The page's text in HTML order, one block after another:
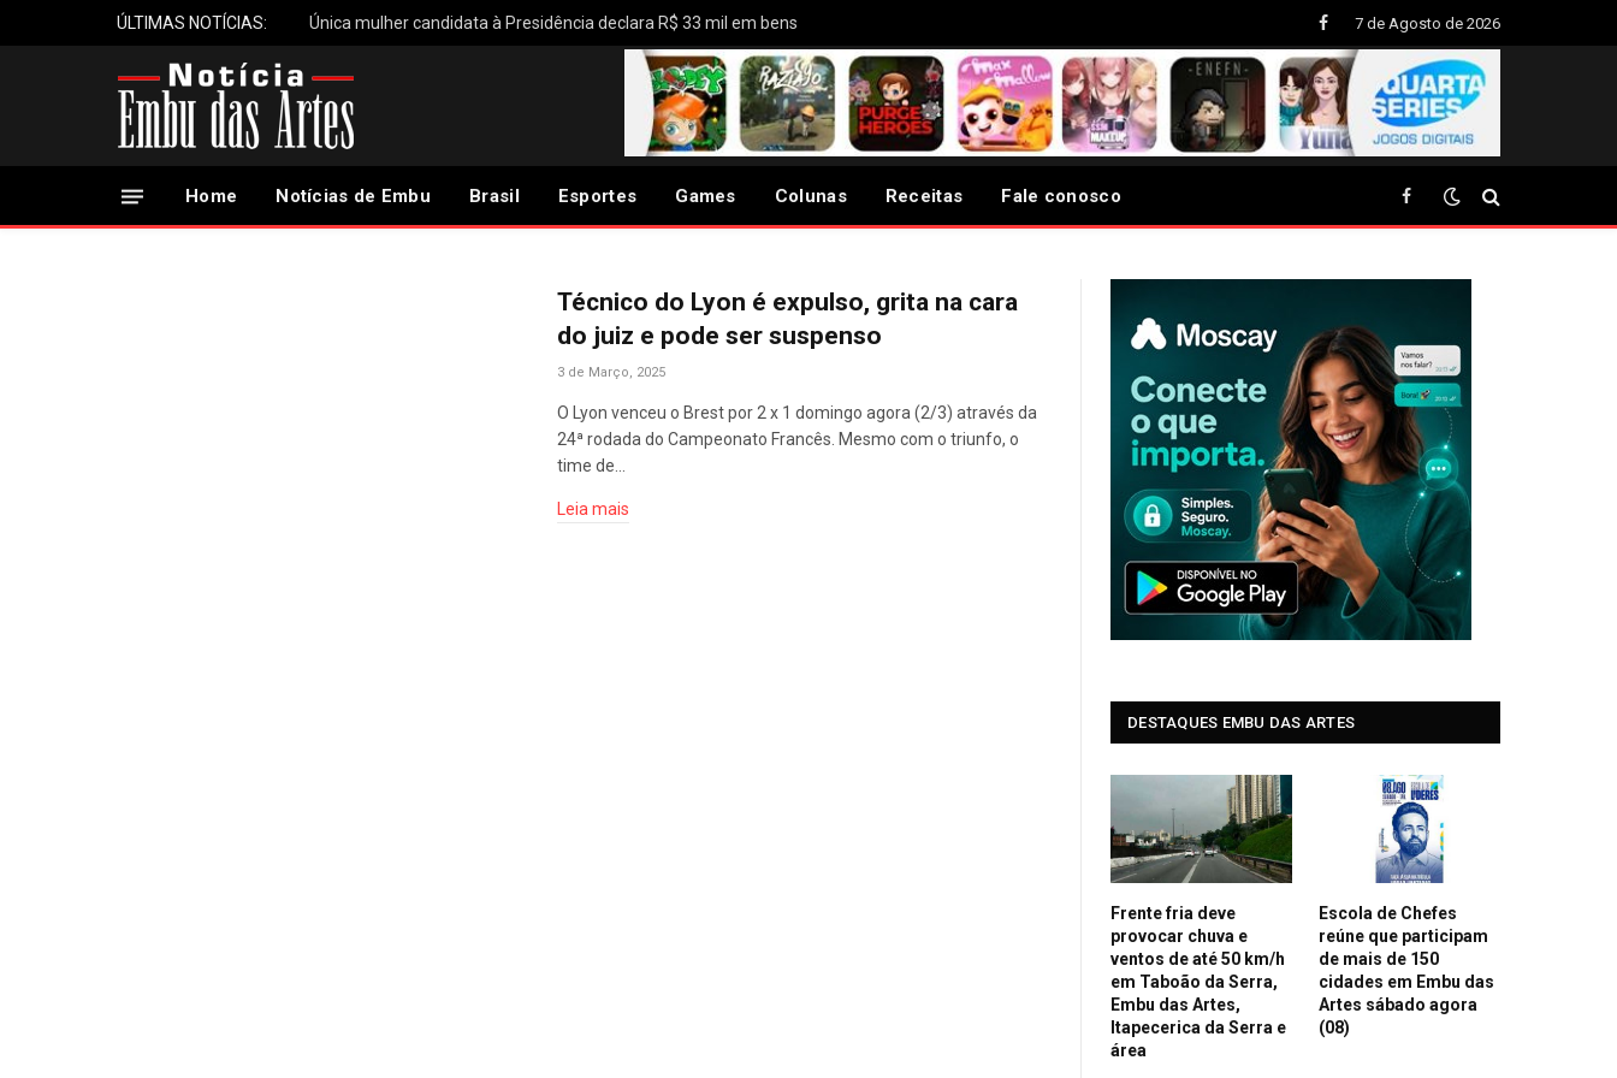
ÚLTIMAS NOTÍCIAS: Única mulher candidata à Presidência declara R$ 33 mil em bens
Facebook
7 de Agosto de 2026
Home Notícias de Embu Brasil Esportes Games Colunas Receitas Fale conosco Facebook
Técnico do Lyon é expulso, grita na cara
do juiz e pode ser suspenso
3 de Março, 2025
O Lyon venceu o Brest por 2 x 1 domingo agora (2/3) através da
24ª rodada do Campeonato Francês. Mesmo com o triunfo, o
time de…
Leia mais
DESTAQUES EMBU DAS ARTES
Frente fria deve
provocar chuva e
ventos de até 50 km/h
em Taboão da Serra,
Embu das Artes,
Itapecerica da Serra e
área
Escola de Chefes
reúne que participam
de mais de 150
cidades em Embu das
Artes sábado agora
(08)